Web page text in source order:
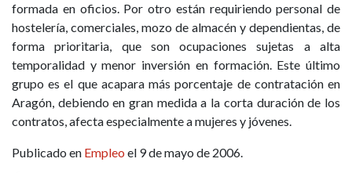
formada en oficios. Por otro están requiriendo personal de
hostelería, comerciales, mozo de almacén y dependientas, de
forma prioritaria, que son ocupaciones sujetas a alta
temporalidad y menor inversión en formación. Este último
grupo es el que acapara más porcentaje de contratación en
Aragón, debiendo en gran medida a la corta duración de los
contratos, afecta especialmente a mujeres y jóvenes.
Publicado en Empleo el 9 de mayo de 2006.